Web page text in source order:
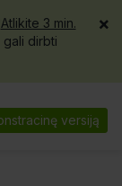
Atlikite 3 min.
dirbti
×
versiją